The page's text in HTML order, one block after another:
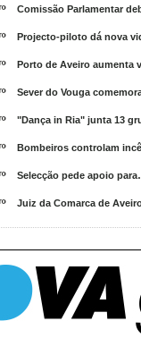
Comissão Parlamentar
Projecto-piloto dá nova
Porto de Aveiro aumenta
Sever do Vouga
"Dança in Ria" junta 13
Bombeiros controlam
Selecção pede apoio
Juiz da Comarca de